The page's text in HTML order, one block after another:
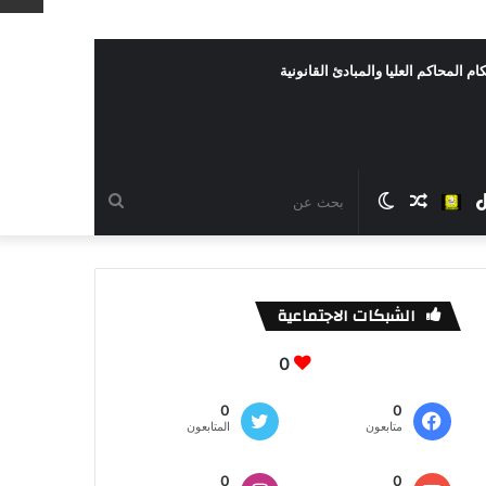
المحاكم العليا والمبادئ القانونية
بحث
عن
الوضع
المظلم
مقال
عشوائي
سناب
شات
TikTok
الشبكات الاجتماعية
0
0
متابعون
0
المتابعون
0
0